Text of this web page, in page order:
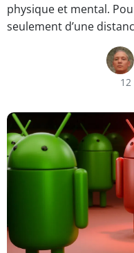
physique et mental.
seulement d’une